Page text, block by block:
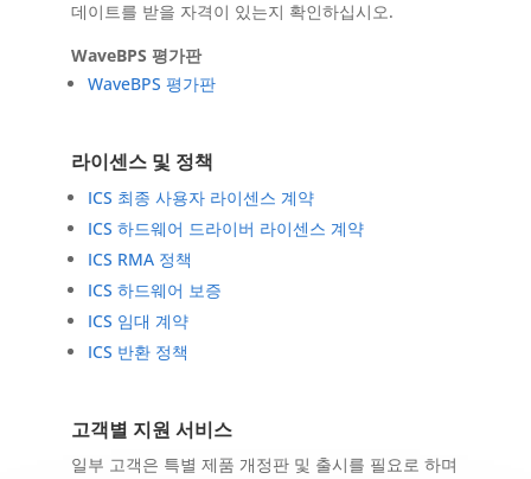
데이트를 받을 자격이 있는지 확인하십시오.
WaveBPS 평가판
WaveBPS 평가판
라이센스 및 정책
ICS 최종 사용자 라이센스 계약
ICS 하드웨어 드라이버 라이센스 계약
ICS RMA 정책
ICS 하드웨어 보증
ICS 임대 계약
ICS 반환 정책
고객별 지원 서비스
일부 고객은 특별 제품 개정판 및 출시를 필요로 하며